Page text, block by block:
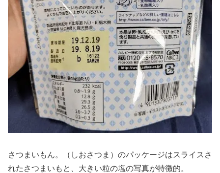
さつまいもん。（しおさつま）のパッケージはスライスさ
れたさつまいもと、大きい粒の塩の写真が特徴的。